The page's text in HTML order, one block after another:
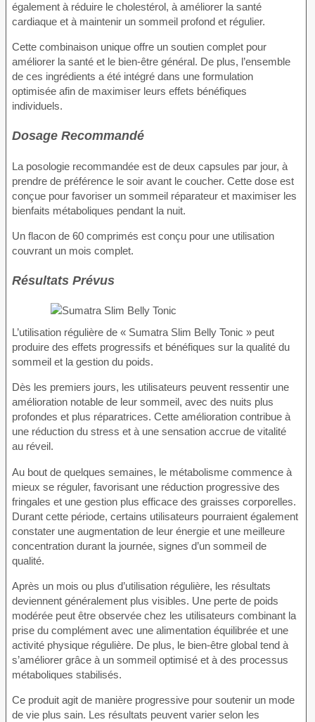
également à réduire le cholestérol, à améliorer la santé
cardiaque et à maintenir un sommeil profond et régulier.
Cette combinaison unique offre un soutien complet pour
améliorer la santé et le bien-être général. De plus, l’ensemble
de ces ingrédients a été intégré dans une formulation
optimisée afin de maximiser leurs effets bénéfiques
individuels.
Dosage Recommandé
La posologie recommandée est de deux capsules par jour, à
prendre de préférence le soir avant le coucher. Cette dose est
conçue pour favoriser un sommeil réparateur et maximiser les
bienfaits métaboliques pendant la nuit.
Un flacon de 60 comprimés est conçu pour une utilisation
couvrant un mois complet.
Résultats Prévus
L’utilisation régulière de « Sumatra Slim Belly Tonic » peut
produire des effets progressifs et bénéfiques sur la qualité du
sommeil et la gestion du poids.
Dès les premiers jours, les utilisateurs peuvent ressentir une
amélioration notable de leur sommeil, avec des nuits plus
profondes et plus réparatrices. Cette amélioration contribue à
une réduction du stress et à une sensation accrue de vitalité
au réveil.
Au bout de quelques semaines, le métabolisme commence à
mieux se réguler, favorisant une réduction progressive des
fringales et une gestion plus efficace des graisses corporelles.
Durant cette période, certains utilisateurs pourraient également
constater une augmentation de leur énergie et une meilleure
concentration durant la journée, signes d’un sommeil de
qualité.
Après un mois ou plus d’utilisation régulière, les résultats
deviennent généralement plus visibles. Une perte de poids
modérée peut être observée chez les utilisateurs combinant la
prise du complément avec une alimentation équilibrée et une
activité physique régulière. De plus, le bien-être global tend à
s’améliorer grâce à un sommeil optimisé et à des processus
métaboliques stabilisés.
Ce produit agit de manière progressive pour soutenir un mode
de vie plus sain. Les résultats peuvent varier selon les